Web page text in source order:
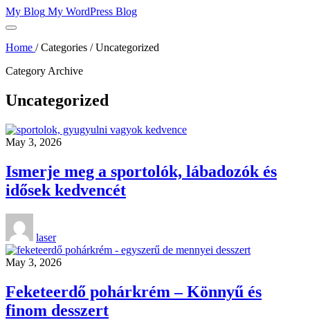
Skip
to
My Blog My WordPress Blog
Home / Categories / Uncategorized
Category Archive
Uncategorized
May 3, 2026
Ismerje meg a sportolók, lábadozók és
idősek kedvencét
laser
May 3, 2026
Feketeerdő pohárkrém – Könnyű és
finom desszert